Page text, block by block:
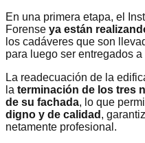
En una primera etapa, el
Forense ya están
los cadáveres que son
para luego ser entregados
La readecuación de la
la terminación de los tres
de su fachada, lo que
digno y de calidad ,
netamente profesional.